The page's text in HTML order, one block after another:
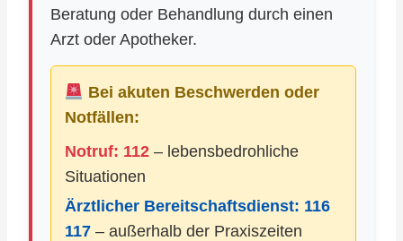
Beratung oder Behandlung durch einen
Arzt oder Apotheker.
Bei akuten Beschwerden oder
Notfällen:
Notruf: 112 – lebensbedrohliche
Situationen
Ärztlicher Bereitschaftsdienst: 116
117 – außerhalb der Praxiszeiten